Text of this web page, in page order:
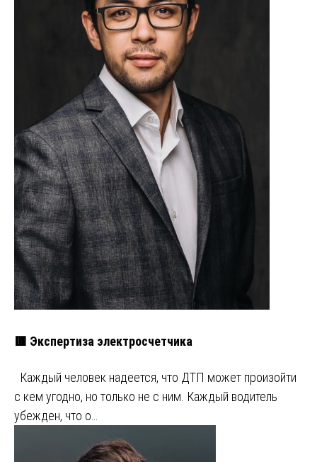
🟥 Экспертиза электросчетчика
Каждый человек надеется, что ДТП может произойти
с кем угодно, но только не с ним. Каждый водитель
убежден, что о…